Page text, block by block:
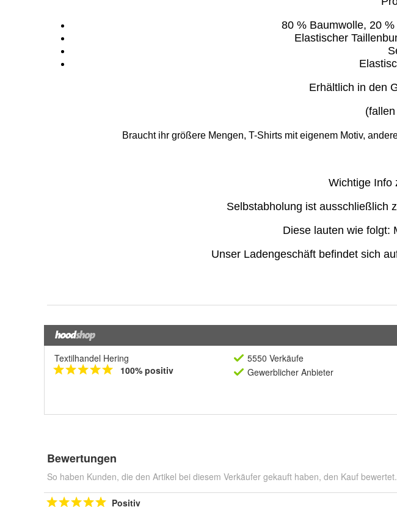
Textilhandel Hering
100% positiv
5550 Verkäufe
Gewerblicher Anbieter
Bewertungen
So haben Kunden, die den Artikel bei diesem Verkäufer gekauft haben, den Kauf bewertet.
Positiv